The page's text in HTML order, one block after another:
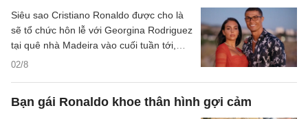
02/8
Siêu sao Cristiano Ronaldo được cho là
sẽ tổ chức hôn lễ với Georgina Rodriguez
tại quê nhà Madeira vào cuối tuần tới,
khép lại gần một thập kỷ gắn bó.
Bạn gái Ronaldo khoe thân hình gợi cảm